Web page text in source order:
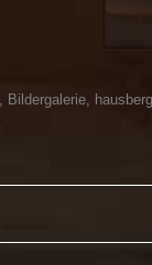
Bildergalerie hausberg